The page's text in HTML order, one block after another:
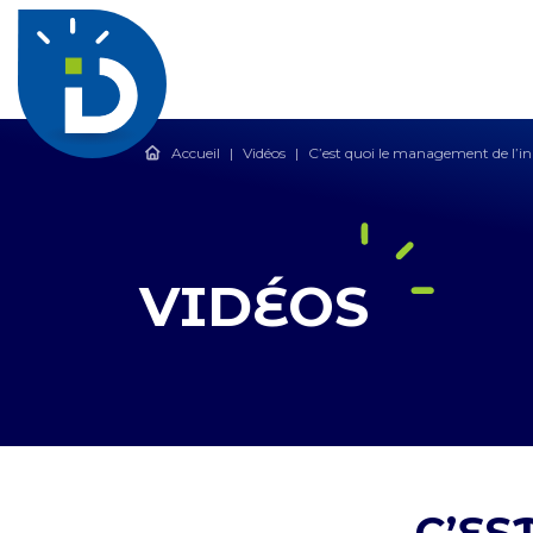
Accueil | Vidéos | C’est quoi le management de
VIDÉOS